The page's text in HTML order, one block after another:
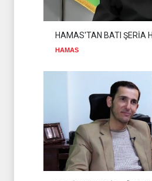
08 Ağustos
HAMAS'TAN BATI ŞERİA
HAMAS